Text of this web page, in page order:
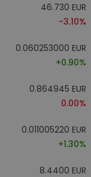
46.730 EUR
-3.10%
0.060253000 EUR
+0.90%
0.864945 EUR
0.00%
0.011005220 EUR
+1.30%
8.4400 EUR